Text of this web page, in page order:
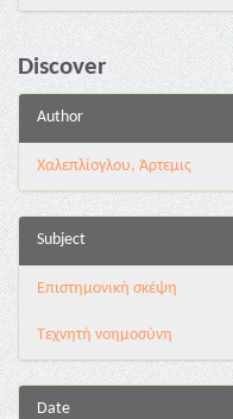
Discover
Author
Χαλεπλίογλου, Άρτεμις
Subject
Επιστημονική σκέψη
Τεχνητή νοημοσύνη
Date